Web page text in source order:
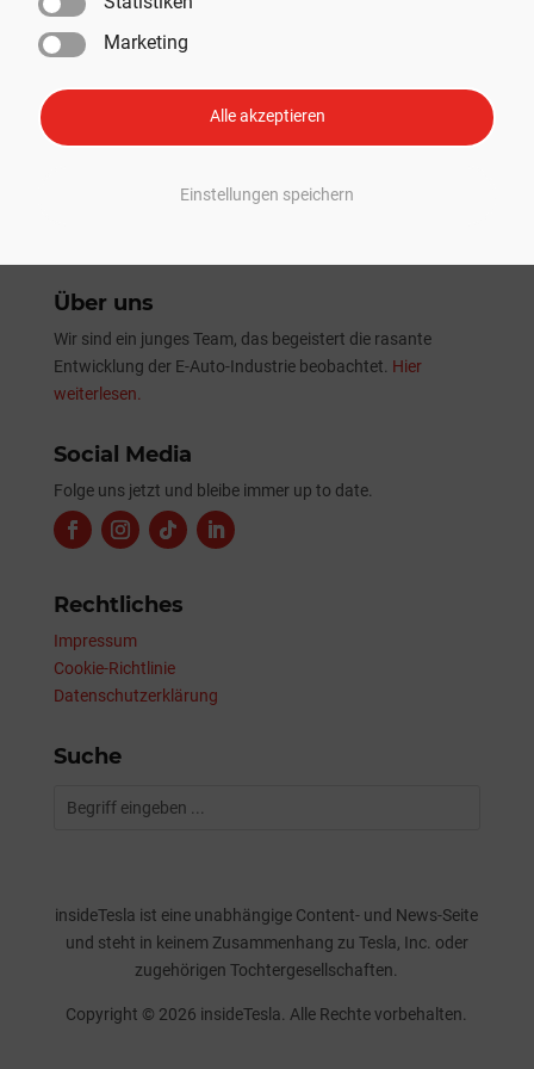
Marketing
Alle akzeptieren
Einstellungen speichern
SpaceX absolviert erfolgreich 13. Starship-Testflug mit
erster Nutzlast-Beförderung
Tesla Sommer-Update 2026: Alle Neuheiten und
Verbesserungen im Überblick
Über uns
Wir sind ein junges Team, das begeistert die rasante
Entwicklung der E-Auto-Industrie beobachtet. Hier
weiterlesen.
Social Media
Folge uns jetzt und bleibe immer up to date.
Rechtliches
Impressum
Cookie-Richtlinie
Datenschutzerklärung
Suche
insideTesla ist eine unabhängige Content- und News-Seite
und steht in keinem Zusammenhang zu Tesla, Inc. oder
zugehörigen Tochtergesellschaften.
Copyright © 2026 insideTesla. Alle Rechte vorbehalten.